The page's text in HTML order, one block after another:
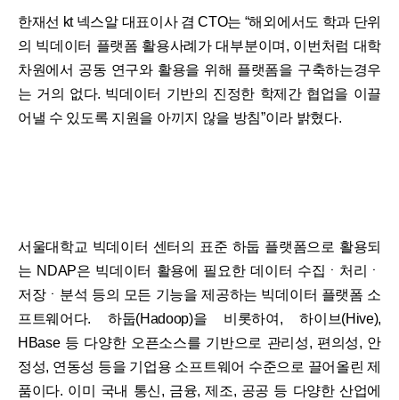
한재선 kt 넥스알 대표이사 겸 CTO는 “해외에서도 학과 단위
의 빅데이터 플랫폼 활용사례가 대부분이며, 이번처럼 대학
차원에서 공동 연구와 활용을 위해 플랫폼을 구축하는경우
는 거의 없다. 빅데이터 기반의 진정한 학제간 협업을 이끌
어낼 수 있도록 지원을 아끼지 않을 방침”이라 밝혔다.
서울대학교 빅데이터 센터의 표준 하둡 플랫폼으로 활용되
는 NDAP은 빅데이터 활용에 필요한 데이터 수집ㆍ처리ㆍ
저장ㆍ분석 등의 모든 기능을 제공하는 빅데이터 플랫폼 소
프트웨어다. 하둡(Hadoop)을 비롯하여, 하이브(Hive),
HBase 등 다양한 오픈소스를 기반으로 관리성, 편의성, 안
정성, 연동성 등을 기업용 소프트웨어 수준으로 끌어올린 제
품이다. 이미 국내 통신, 금융, 제조, 공공 등 다양한 산업에